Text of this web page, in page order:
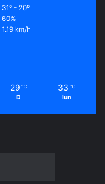
31º - 20º
60%
1.19 km/h
29 ℃
D
33 ℃
lun